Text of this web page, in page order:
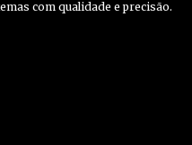
com qualidade e precisão.